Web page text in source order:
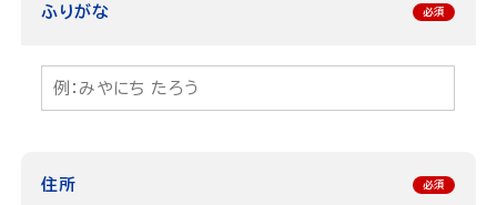
ふりがな
住所